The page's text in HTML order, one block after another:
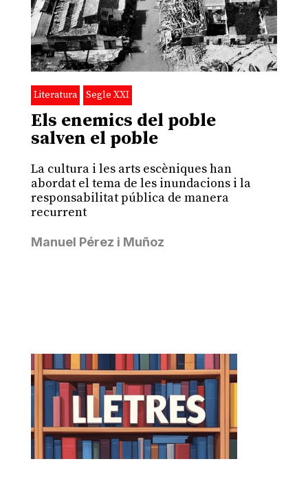
Literatura Segle XXI
Els enemics del poble
salven el poble
La cultura i les arts escèniques han
abordat el tema de les inundacions i la
responsabilitat pública de manera
recurrent
Manuel Pérez i Muñoz